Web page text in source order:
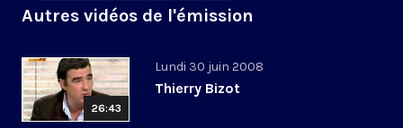
Autres vidéos de l'émission
26:43
Lundi 30 juin 2008
Thierry Bizot